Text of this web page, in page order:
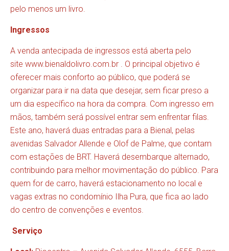
pelo menos um livro.
Ingressos
A venda antecipada de ingressos está aberta pelo
site www.bienaldolivro.com.br . O principal objetivo é
oferecer mais conforto ao público, que poderá se
organizar para ir na data que desejar, sem ficar preso a
um dia específico na hora da compra. Com ingresso em
mãos, também será possível entrar sem enfrentar filas.
Este ano, haverá duas entradas para a Bienal, pelas
avenidas Salvador Allende e Olof de Palme, que contam
com estações de BRT. Haverá desembarque alternado,
contribuindo para melhor movimentação do público. Para
quem for de carro, haverá estacionamento no local e
vagas extras no condomínio Ilha Pura, que fica ao lado
do centro de convenções e eventos.
Serviço